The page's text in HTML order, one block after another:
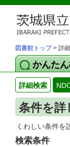
図書館トップ> 詳
かんた
詳細検索
条件を詳
くわしい条件を
検索条件